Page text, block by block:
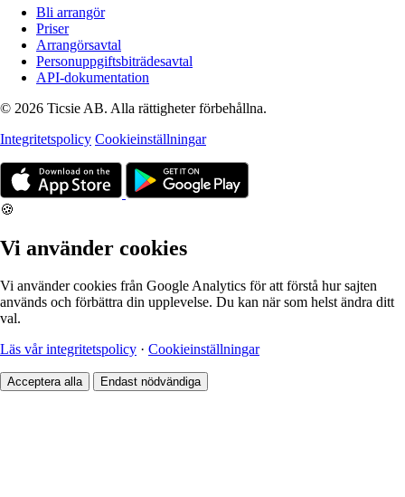
Bli arrangör
Priser
Arrangörsavtal
Personuppgiftsbiträdesavtal
API-dokumentation
© 2026 Ticsie AB. Alla rättigheter förbehållna.
Integritetspolicy Cookieinställningar
🍪
Vi använder cookies
Vi använder cookies från Google Analytics för att förstå hur sajten
används och förbättra din upplevelse. Du kan när som helst ändra ditt
val.
Läs vår integritetspolicy · Cookieinställningar
Acceptera alla Endast nödvändiga